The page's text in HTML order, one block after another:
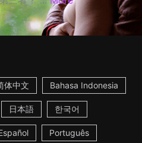
体中文 Bahasa Indonesia
日本語 한국어
Português